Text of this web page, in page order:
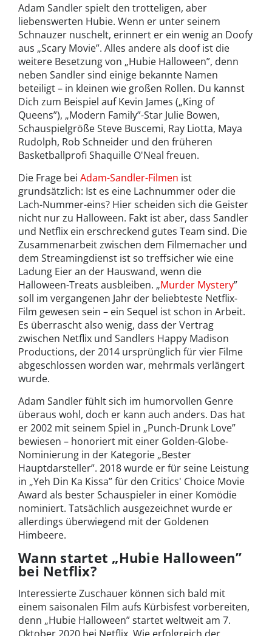
Adam Sandler spielt den trotteligen, aber
liebenswerten Hubie. Wenn er unter seinem
Schnauzer nuschelt, erinnert er ein wenig an Doofy
aus „Scary Movie”. Alles andere als doof ist die
weitere Besetzung von „Hubie Halloween”, denn
neben Sandler sind einige bekannte Namen
beteiligt – in kleinen wie großen Rollen. Du kannst
Dich zum Beispiel auf Kevin James („King of
Queens”), „Modern Family”-Star Julie Bowen,
Schauspielgröße Steve Buscemi, Ray Liotta, Maya
Rudolph, Rob Schneider und den früheren
Basketballprofi Shaquille O'Neal freuen.
Die Frage bei Adam-Sandler-Filmen ist
grundsätzlich: Ist es eine Lachnummer oder die
Lach-Nummer-eins? Hier scheiden sich die Geister
nicht nur zu Halloween. Fakt ist aber, dass Sandler
und Netflix ein erschreckend gutes Team sind. Die
Zusammenarbeit zwischen dem Filmemacher und
dem Streamingdienst ist so treffsicher wie eine
Ladung Eier an der Hauswand, wenn die
Halloween-Treats ausbleiben. „Murder Mystery”
soll im vergangenen Jahr der beliebteste Netflix-
Film gewesen sein – ein Sequel ist schon in Arbeit.
Es überrascht also wenig, dass der Vertrag
zwischen Netflix und Sandlers Happy Madison
Productions, der 2014 ursprünglich für vier Filme
abgeschlossen worden war, mehrmals verlängert
wurde.
Adam Sandler fühlt sich im humorvollen Genre
überaus wohl, doch er kann auch anders. Das hat
er 2002 mit seinem Spiel in „Punch-Drunk Love”
bewiesen – honoriert mit einer Golden-Globe-
Nominierung in der Kategorie „Bester
Hauptdarsteller”. 2018 wurde er für seine Leistung
in „Yeh Din Ka Kissa” für den Critics' Choice Movie
Award als bester Schauspieler in einer Komödie
nominiert. Tatsächlich ausgezeichnet wurde er
allerdings überwiegend mit der Goldenen
Himbeere.
Wann startet „Hubie Halloween”
bei Netflix?
Interessierte Zuschauer können sich bald mit
einem saisonalen Film aufs Kürbisfest vorbereiten,
denn „Hubie Halloween” startet weltweit am 7.